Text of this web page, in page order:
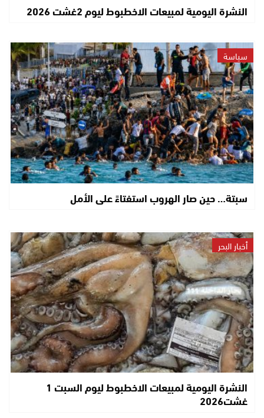
النشرة اليومية لمبيعات الاخطبوط ليوم 2غشت 2026
سياسة
سبتة… حين صار الهروب استفتاءً على الأمل
أخبار البحر
النشرة اليومية لمبيعات الاخطبوط ليوم السبت 1
غشت2026